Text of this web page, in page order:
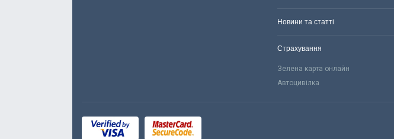
Новини та статті
Страхування
Зелена карта онлайн
Автоцивілка